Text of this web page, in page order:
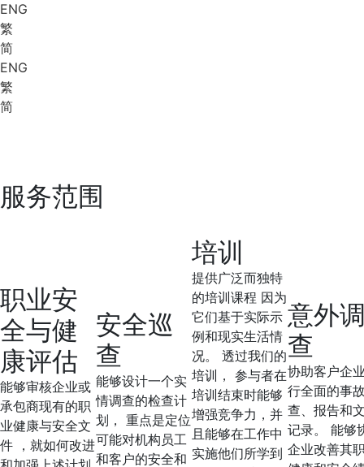
ENG
繁
简
ENG
繁
简
服务范围
职业安
全与健
康评估
能够审核企业或
承包商现有的职
业健康与安全文
件 ，就如何改进
安全巡
查
能够设计一个实
情调查的检查计
划， 重点是定位
可能对机构员工
和客户的安全和
培训
提供广泛而独特
的培训课程 因为
它们基于实际示
例和现实生活情
况。 透过我们的
培训， 参与者在
培训结束时能够
增强竞争力，并
且能够在工作中
实施他们所学到
意外
查
协助客户企
行全面的事
查、报告和
记录。 能够
企业改善其